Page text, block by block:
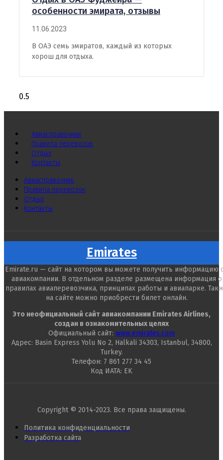
особенности эмирата, отзывы
11.06.2023
В ОАЭ семь эмиратов, каждый из которых
хорош для отдыха.
Авиасправочник
Правила перевозок
Отдых
Контакты
Авиасправочник
Правила перевозок
Отдых
Контакты
Emirates
Emirate.ru — сайт на котором вы можете получить информацию
авиакомпании. В отдельном разделе размещена информация о
правилах авиаперевозчика, принципах работы и авиапарке.
на сайте можно приобрести билет онлайн.
Это неофициальный сайт авиакомпании Emirates Airlines,
создан в ознакомительных целях
Официальный сайт: www.emirates.com
Адрес: Basin Express Yolu No 2, Halkali 34303, Istanbul, 34800,
Turkey.
Телефон: 7 861 277 34 45
Код ИАТА: EK
Copyright © 2014-2023. Все права защищены.
Политика конфиденциальности
Разработка сайта